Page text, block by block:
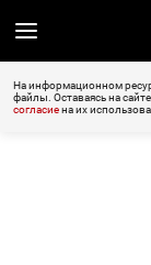
На информационном
файлы. Оставаясь на
согласиена их